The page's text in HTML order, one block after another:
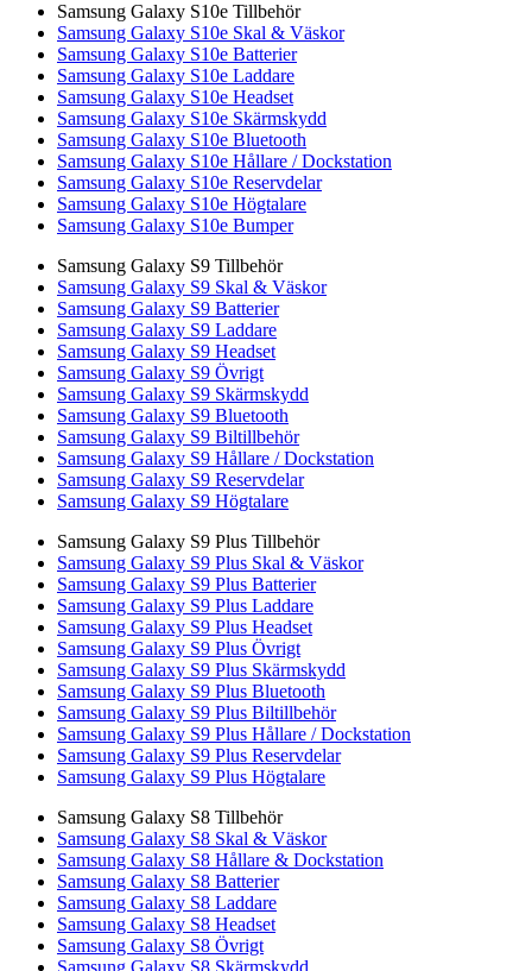
Samsung Galaxy S10e Tillbehör
Samsung Galaxy S10e Skal & Väskor
Samsung Galaxy S10e Batterier
Samsung Galaxy S10e Laddare
Samsung Galaxy S10e Headset
Samsung Galaxy S10e Skärmskydd
Samsung Galaxy S10e Bluetooth
Samsung Galaxy S10e Hållare / Dockstation
Samsung Galaxy S10e Reservdelar
Samsung Galaxy S10e Högtalare
Samsung Galaxy S10e Bumper
Samsung Galaxy S9 Tillbehör
Samsung Galaxy S9 Skal & Väskor
Samsung Galaxy S9 Batterier
Samsung Galaxy S9 Laddare
Samsung Galaxy S9 Headset
Samsung Galaxy S9 Övrigt
Samsung Galaxy S9 Skärmskydd
Samsung Galaxy S9 Bluetooth
Samsung Galaxy S9 Biltillbehör
Samsung Galaxy S9 Hållare / Dockstation
Samsung Galaxy S9 Reservdelar
Samsung Galaxy S9 Högtalare
Samsung Galaxy S9 Plus Tillbehör
Samsung Galaxy S9 Plus Skal & Väskor
Samsung Galaxy S9 Plus Batterier
Samsung Galaxy S9 Plus Laddare
Samsung Galaxy S9 Plus Headset
Samsung Galaxy S9 Plus Övrigt
Samsung Galaxy S9 Plus Skärmskydd
Samsung Galaxy S9 Plus Bluetooth
Samsung Galaxy S9 Plus Biltillbehör
Samsung Galaxy S9 Plus Hållare / Dockstation
Samsung Galaxy S9 Plus Reservdelar
Samsung Galaxy S9 Plus Högtalare
Samsung Galaxy S8 Tillbehör
Samsung Galaxy S8 Skal & Väskor
Samsung Galaxy S8 Hållare & Dockstation
Samsung Galaxy S8 Batterier
Samsung Galaxy S8 Laddare
Samsung Galaxy S8 Headset
Samsung Galaxy S8 Övrigt
Samsung Galaxy S8 Skärmskydd